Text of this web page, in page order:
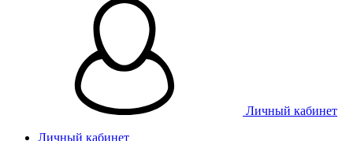
Личный кабинет
Личный кабинет